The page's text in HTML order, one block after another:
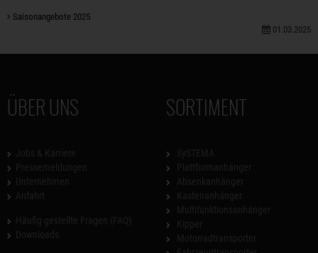
Saisonangebote 2025
01.03.2025
ÜBER UNS SORTIMENT